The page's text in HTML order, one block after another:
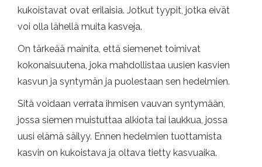
kukoistavat ovat erilaisia. Jotkut tyypit, jotka eivät
voi olla lähellä muita kasveja.
On tärkeää mainita, että siemenet toimivat
kokonaisuutena, joka mahdollistaa uusien kasvien
kasvun ja syntymän ja puolestaan ​​sen hedelmien.
Sitä voidaan verrata ihmisen vauvan syntymään,
jossa siemen muistuttaa alkiota tai laukkua, jossa
uusi elämä säilyy. Ennen hedelmien tuottamista
kasvin on kukoistava ja oltava tietty kasvuaika.